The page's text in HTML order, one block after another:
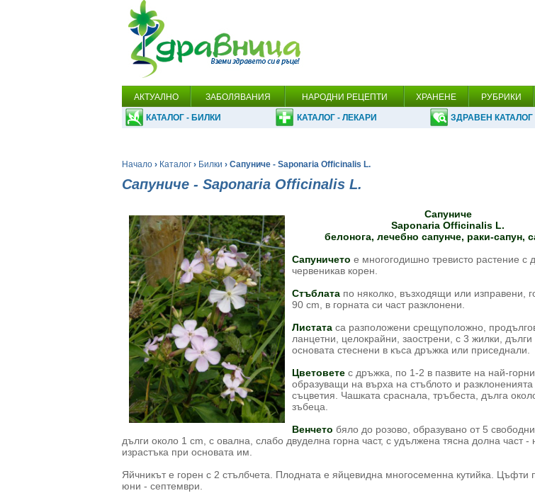
АКТУАЛНО ЗАБОЛЯВАНИЯ НАРОДНИ РЕЦЕПТИ ХРАНЕНЕ РУБРИКИ
КАТАЛОГ - БИЛКИ КАТАЛОГ - ЛЕКАРИ ЗДРАВЕН КАТАЛОГ
Начало › Каталог › Билки › Сапуниче - Saponaria Officinalis L.
Сапуниче - Saponaria Officinalis L.
Сапуниче
Saponaria Officinalis L.
белонога, лечебно сапунче, раки-сапун,
Сапуничето е многогодишно тревисто растение с
червеникав корен.
Стъблата по няколко, възходящи или изправени,
90 cm, в горната си част разклонени.
Листата са разположени срещуположно,
ланцетни, целокрайни, заострени, с 3 жилки,
основата стеснени в къса дръжка или приседнали.
Цветовете с дръжка, по 1-2 в пазвите на най-
образуващи на върха на стъблото и разклоненията
съцветия. Чашката сраснала, тръбеста, дълга
зъбеца.
Венчето бяло до розово, образувано от 5 свободни
дълги около 1 cm, с овална, слабо двуделна горна част, с удължена тясна долна част -
израстъка при основата им.
Яйчникът е горен с 2 стълбчета. Плодната е яйцевидна многосеменна кутийка. Цъфти
юни - септември.